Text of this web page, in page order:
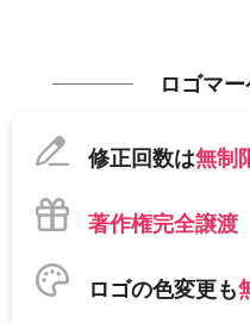
ロゴマ
修正回数は無制
著作権完全譲渡
ロゴの色変更も